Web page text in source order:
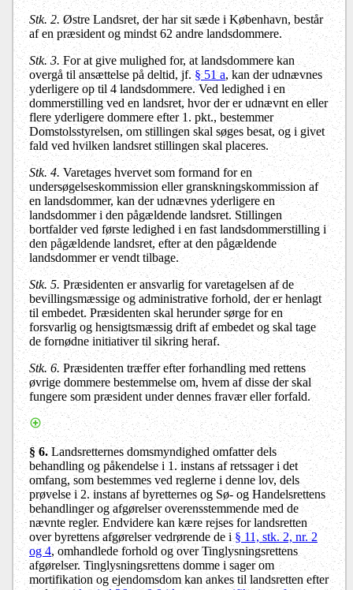
Stk. 2. Østre Landsret, der har sit sæde i København, består
af en præsident ogmindst 62 andre landsdommere.
Stk. 3.For at give mulighed for, at landsdommere kan
overgå til ansættelse på deltid, jf.§ 51 a, kan der udnævnes
yderligere op til 4 landsdommere. Ved ledighed i en
dommerstilling ved en landsret, hvor der er udnævnt en eller
flere yderligere dommere efter 1. pkt., bestemmer
Domstolsstyrelsen, om stillingen skal søges besat, og i givet
fald ved hvilken landsret stillingen skal placeres.
Stk. 4. Varetages hvervet som formand for en
undersøgelseskommission eller granskningskommission af
en landsdommer, kan der udnævnes yderligere en
landsdommer i den pågældende landsret. Stillingen
bortfalder ved første ledighed i en fast landsdommerstilling i
den pågældende landsret, efter at den pågældende
landsdommer er vendt tilbage.
Stk. 5. Præsidenten er ansvarlig for varetagelsen af de
bevillingsmæssige og administrative forhold, der er henlagt
til embedet. Præsidenten skal herunder sørge for en
forsvarlig og hensigtsmæssig drift af embedet og skal tage
de fornødne initiativer til sikring heraf.
Stk. 6. Præsidenten træffer efter forhandling med rettens
øvrige dommere bestemmelse om, hvem af disse der skal
fungere som præsident under dennes fravær eller forfald.
§ 6. Landsretternes domsmyndighed omfatter dels
behandling og påkendelse i 1. instans af retssager i det
omfang, som bestemmes ved reglerne i denne lov, dels
prøvelse i 2. instans af byretternes og Sø- og Handelsrettens
behandlinger og afgørelser overensstemmende med de
nævnte regler. Endvidere kan kære rejses for landsretten
over byrettens afgørelser vedrørende de i§ 11, stk. 2, nr. 2
og 4, omhandlede forhold og over Tinglysningsrettens
afgørelser. Tinglysningsrettens domme i sager om
mortifikation og ejendomsdom kan ankes til landsretten efter